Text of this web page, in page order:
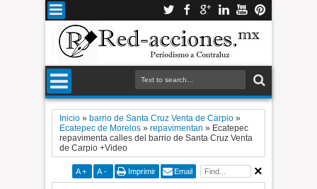
Inicio » barrio de Santa Cruz Venta de Carpio »
Ecatepec de Morelos »repavimentan » Ecatepec
repavimenta calles del barrio de Santa Cruz Venta
de Carpio +Video
A + A - Imprimir Email